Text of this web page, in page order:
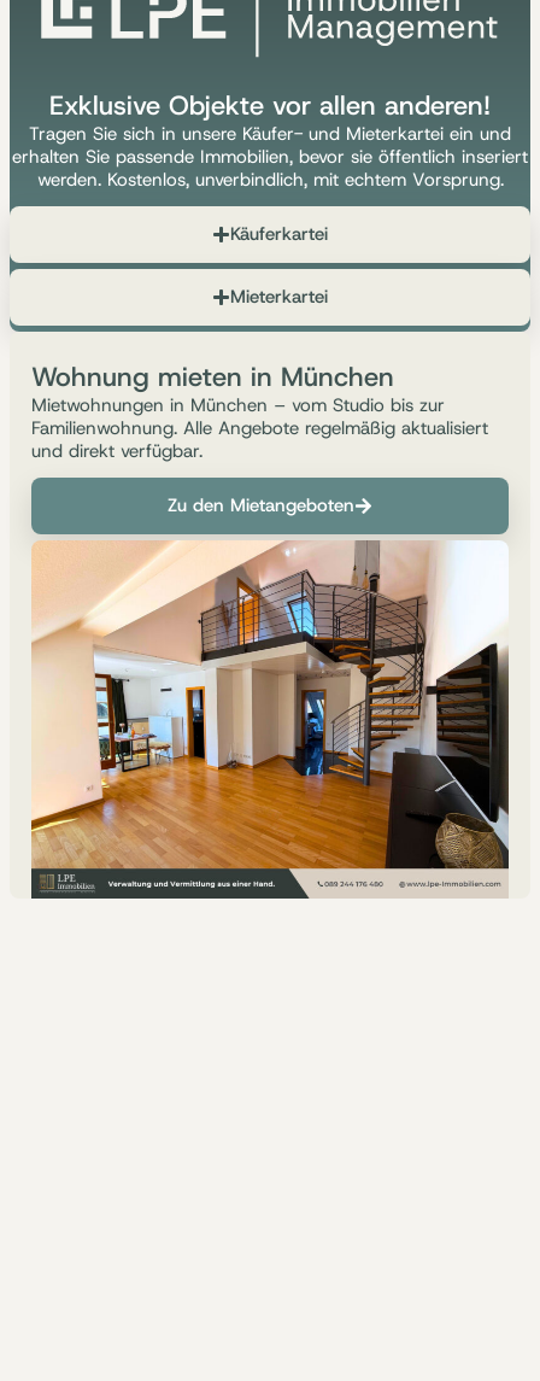
Exklusive Objekte vor allen anderen!
Tragen Sie sich in unsere Käufer- und Mieterkartei ein und
erhalten Sie passende Immobilien, bevor sie öffentlich inseriert
werden. Kostenlos, unverbindlich, mit echtem Vorsprung.
Käuferkartei
Mieterkartei
Wohnung mieten in München
Mietwohnungen in München – vom Studio bis zur
Familienwohnung. Alle Angebote regelmäßig aktualisiert
und direkt verfügbar.
Zu den Mietangeboten